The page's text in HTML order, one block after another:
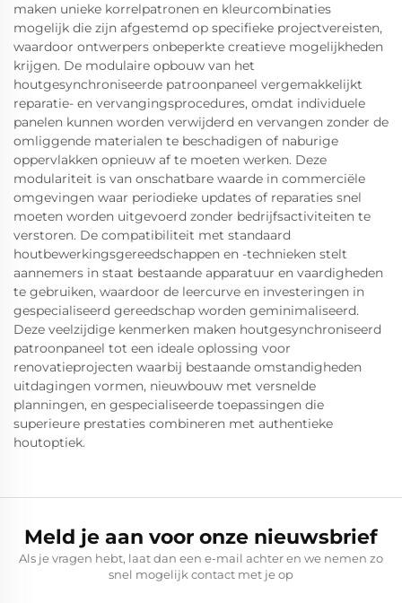
maken unieke korrelpatronen en kleurcombinaties
mogelijk die zijn afgestemd op specifieke projectvereisten,
waardoor ontwerpers onbeperkte creatieve mogelijkheden
krijgen. De modulaire opbouw van het
houtgesynchroniseerde patroonpaneel vergemakkelijkt
reparatie- en vervangingsprocedures, omdat individuele
panelen kunnen worden verwijderd en vervangen zonder de
omliggende materialen te beschadigen of naburige
oppervlakken opnieuw af te moeten werken. Deze
modulariteit is van onschatbare waarde in commerciële
omgevingen waar periodieke updates of reparaties snel
moeten worden uitgevoerd zonder bedrijfsactiviteiten te
verstoren. De compatibiliteit met standaard
houtbewerkingsgereedschappen en -technieken stelt
aannemers in staat bestaande apparatuur en vaardigheden
te gebruiken, waardoor de leercurve en investeringen in
gespecialiseerd gereedschap worden geminimaliseerd.
Deze veelzijdige kenmerken maken houtgesynchroniseerd
patroonpaneel tot een ideale oplossing voor
renovatieprojecten waarbij bestaande omstandigheden
uitdagingen vormen, nieuwbouw met versnelde
planningen, en gespecialiseerde toepassingen die
superieure prestaties combineren met authentieke
houtoptiek.
Meld je aan voor onze nieuwsbrief
Als je vragen hebt, laat dan een e-mail achter en we nemen zo
snel mogelijk contact met je op